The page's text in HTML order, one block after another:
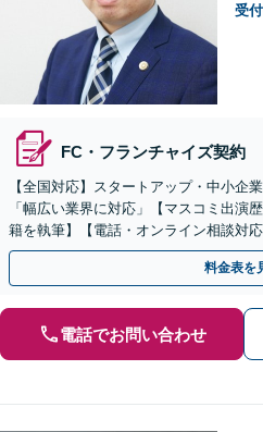
受
FC・フランチャイズ契約
【全国対応】スタートアップ・中小企
「幅広い業界に対応」【マスコミ出演
籍を執筆】【電話・オンライン相談対
「労務環境の整備でトラブルを未然に
料金表を
電話でお問い合わせ